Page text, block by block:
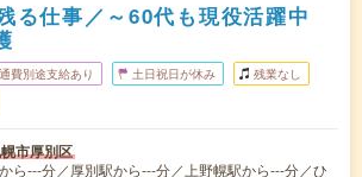
る仕事／～60代も現役活躍中
費別途支給あり 土日祝日が休み 残業なし
市厚別区
ら---分／厚別駅から---分／上野幌駅から---分／ひ